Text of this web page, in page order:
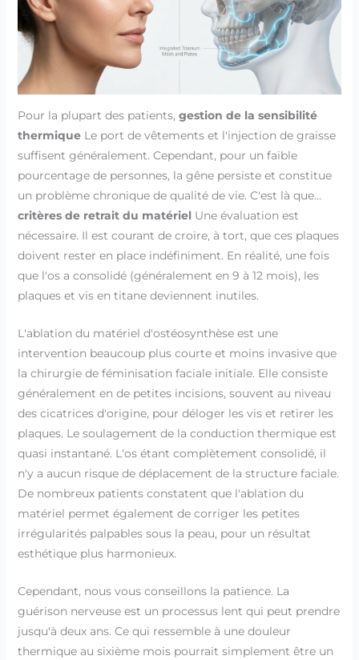
Pour la plupart des patients, gestion de la sensibilité
thermiqueLe port de vêtements et l'injection de graisse
suffisent généralement. Cependant, pour un faible
pourcentage de personnes, la gêne persiste et constitue
un problème chronique de qualité de vie. C'est là que…
critères de retrait du matérielUne évaluation est
nécessaire. Il est courant de croire, à tort, que ces plaques
doivent rester en place indéfiniment. En réalité, une fois
que l'os a consolidé (généralement en 9 à 12 mois), les
plaques et vis en titane deviennent inutiles.
L'ablation du matériel d'ostéosynthèse est une
intervention beaucoup plus courte et moins invasive que
la chirurgie de féminisation faciale initiale. Elle consiste
généralement en de petites incisions, souvent au niveau
des cicatrices d'origine, pour déloger les vis et retirer les
plaques. Le soulagement de la conduction thermique est
quasi instantané. L'os étant complètement consolidé, il
n'y a aucun risque de déplacement de la structure faciale.
De nombreux patients constatent que l'ablation du
matériel permet également de corriger les petites
irrégularités palpables sous la peau, pour un résultat
esthétique plus harmonieux.
Cependant, nous vous conseillons la patience. La
guérison nerveuse est un processus lent qui peut prendre
jusqu'à deux ans. Ce qui ressemble à une douleur
thermique au sixième mois pourrait simplement être un